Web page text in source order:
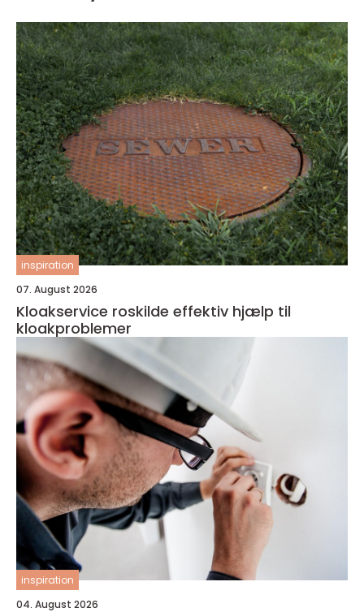
inspiration
07. August 2026
Kloakservice roskilde effektiv hjælp til
kloakproblemer
inspiration
04. August 2026